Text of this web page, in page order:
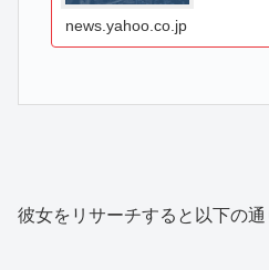
news.yahoo.co.jp
彼女をリサーチすると以下の通